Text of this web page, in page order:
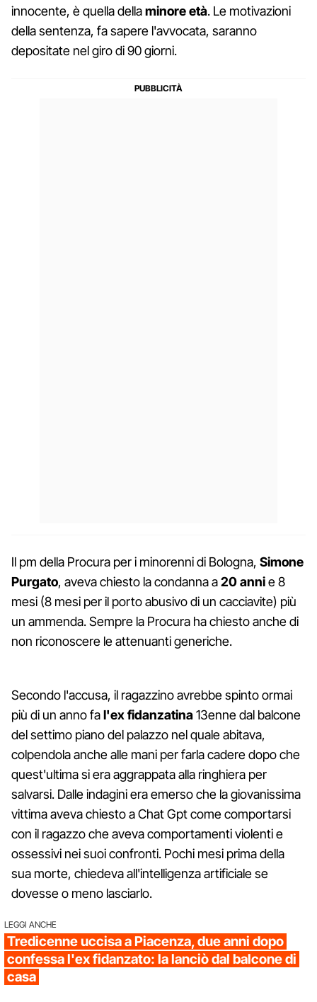
innocente, è quella dellaminoreetà. Le motivazioni
della sentenza, fa sapere l'avvocata, saranno
depositate nel giro di 90 giorni.
Il pm della Procura per i minorenni di Bologna, Simone
Purgato, aveva chiesto la condanna a20 annie 8
mesi (8 mesi per il porto abusivo di un cacciavite) più
un ammenda. Sempre la Procura ha chiesto anche di
non riconoscere le attenuanti generiche.
Secondo l'accusa, il ragazzino avrebbe spinto ormai
più di un anno fal'ex fidanzatina13enne dal balcone
del settimo piano del palazzo nel quale abitava,
colpendola anche alle mani per farla cadere dopo che
quest'ultima si era aggrappata alla ringhiera per
salvarsi. Dalle indagini era emerso che la giovanissima
vittima aveva chiesto a Chat Gpt come comportarsi
con il ragazzo che aveva comportamenti violenti e
ossessivi nei suoi confronti. Pochi mesi prima della
sua morte, chiedeva all'intelligenza artificiale se
dovesse o meno lasciarlo.
LEGGI ANCHE
Tredicenne uccisa a Piacenza, due anni dopo
confessa l'ex fidanzato: la lanciò dal balcone di
casa